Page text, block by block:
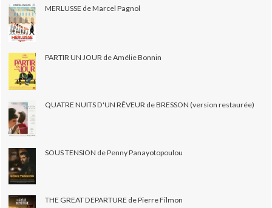
MERLUSSE de Marcel Pagnol
PARTIR UN JOUR de Amélie Bonnin
QUATRE NUITS D'UN RÊVEUR de BRESSON (version restaurée)
SOUS TENSION de Penny Panayotopoulou
THE GREAT DEPARTURE de Pierre Filmon